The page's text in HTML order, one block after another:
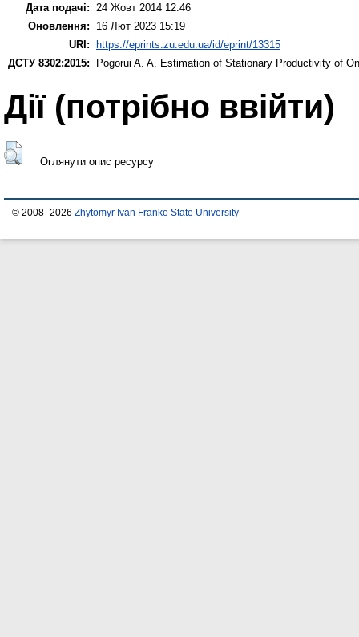
Дата подачі:
24 Жовт 2014 12:46
Оновлення:
16 Лют 2023 15:19
URI: https://eprints.zu.edu.ua/id/eprint/13315
ДСТУ 8302:2015:
Pogorui A. A. Estimation of Stationary Productivity of
Дії ​​(потрібно ввійти)
Оглянути опис ресурсу
© 2008–2026 Zhytomyr Ivan Franko State University